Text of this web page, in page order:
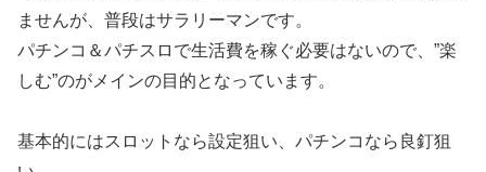
ませんが、普段はサラリーマンです。
パチンコ＆パチスロで生活費を稼ぐ必要はないので、”楽
しむ”のがメインの目的となっています。
基本的にはスロットなら設定狙い、パチンコなら良釘狙